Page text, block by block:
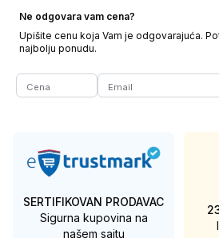
Ne odgovara vam cena?
Upišite cenu koja Vam je odgovarajuća.
najbolju ponudu.
SERTIFIKOVAN PRODAVAC
Sigurna kupovina na
našem sajtu